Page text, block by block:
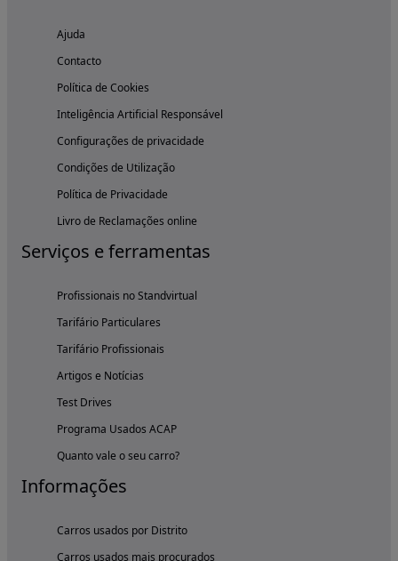
Ajuda
Contacto
Política de Cookies
Inteligência Artificial Responsável
Configurações de privacidade
Condições de Utilização
Política de Privacidade
Livro de Reclamações online
Serviços e ferramentas
Profissionais no Standvirtual
Tarifário Particulares
Tarifário Profissionais
Artigos e Notícias
Test Drives
Programa Usados ACAP
Quanto vale o seu carro?
Informações
Carros usados por Distrito
Carros usados mais procurados